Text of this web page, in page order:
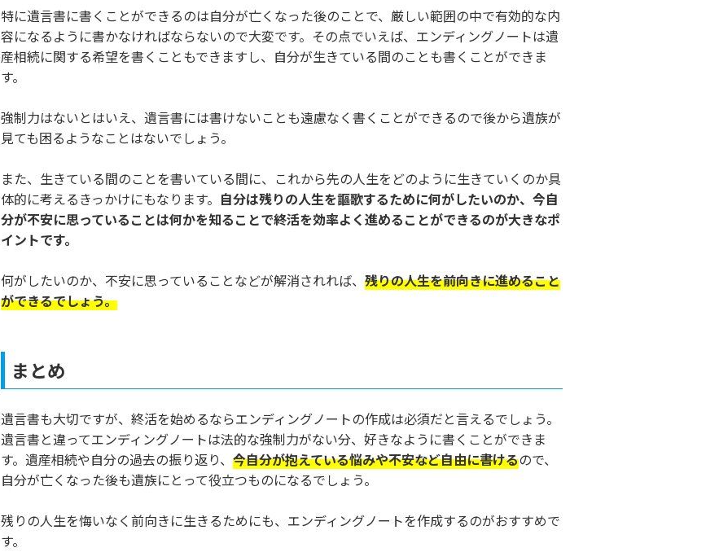
特に遺言書に書くことができるのは自分が亡くなった後のことで、厳しい範囲の中で有効的な内
容になるように書かなければならないので大変です。その点でいえば、エンディングノートは遺
産相続に関する希望を書くこともできますし、自分が生きている間のことも書くことができま
す。
強制力はないとはいえ、遺言書には書けないことも遠慮なく書くことができるので後から遺族が
見ても困るようなことはないでしょう。
また、生きている間のことを書いている間に、これから先の人生をどのように生きていくのか具
体的に考えるきっかけにもなります。 自分は残りの人生を謳歌するために何がしたいのか、今自
分が不安に思っていることは何かを知ることで終活を効率よく進めることができるのが大きなポ
イントです。
何がしたいのか、不安に思っていることなどが解消されれば、 残りの人生を前向きに進めること
ができるでしょう。
まとめ
遺言書も大切ですが、終活を始めるならエンディングノートの作成は必須だと言えるでしょう。
遺言書と違ってエンディングノートは法的な強制力がない分、好きなように書くことができま
す。遺産相続や自分の過去の振り返り、 今自分が抱えている悩みや不安など自由に書けるので、
自分が亡くなった後も遺族にとって役立つものになるでしょう。
残りの人生を悔いなく前向きに生きるためにも、エンディングノートを作成するのがおすすめで
す。